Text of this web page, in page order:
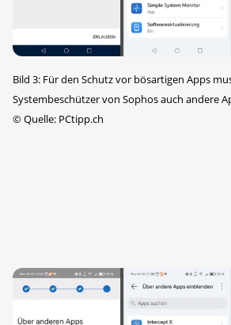
Bild 3: Für den Schutz vor bösartigen Apps
Systembeschützer von Sophos auch andere
©Quelle: PCtipp.ch